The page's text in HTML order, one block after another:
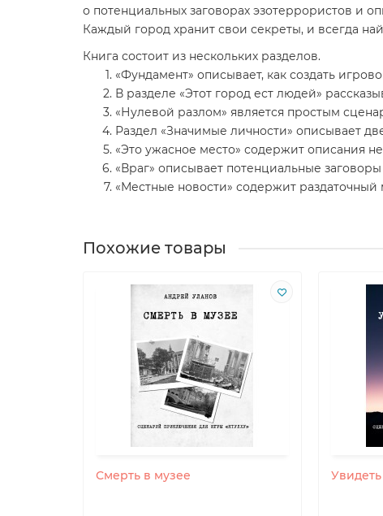
о потенциальных заговорах эзотеррористов и
Каждый город хранит свои секреты, и всегда
Книга состоит из нескольких разделов.
«Фундамент» описывает, как создать
В разделе «Этот город ест людей»
«Нулевой разлом» является простым
Раздел «Значимые личности» описывает
«Это ужасное место» содержит описания
«Враг» описывает потенциальные
«Местные новости» содержит раздаточный
Похожие товары
Смерть в музее